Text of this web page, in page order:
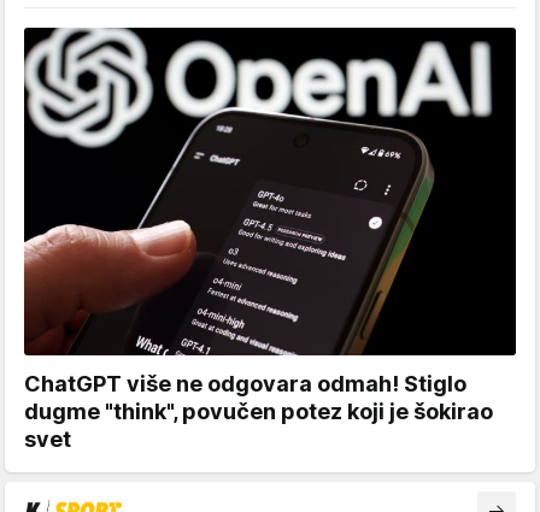
ChatGPT više ne odgovara odmah! Stiglo
dugme "think", povučen potez koji je šokirao
svet